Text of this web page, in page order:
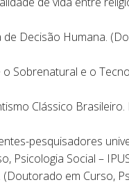
de Decisão Humana.
Sobrenatural e o
Clássico Brasileiro.
pesquisadores
Psicologia Social –
em Curso,